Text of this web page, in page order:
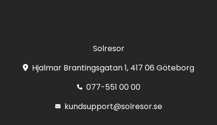
Solresor
Hjalmar Brantingsgatan 1, 417 06 Göteborg
077-551 00 00
kundsupport@solresor.se